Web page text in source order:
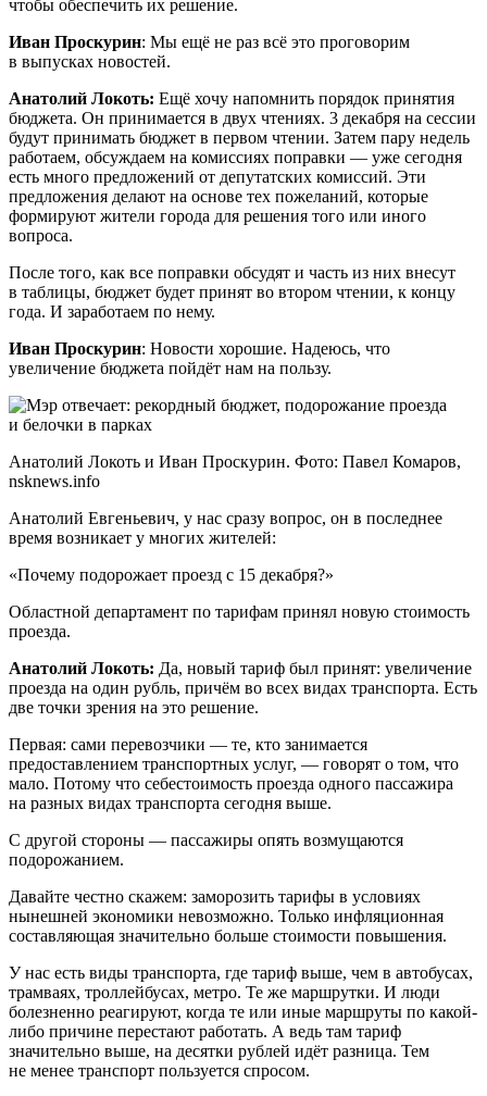
чтобы обеспечить их решение.
Иван Проскурин: Мы ещё не раз всё это проговорим
в выпусках новостей.
Анатолий Локоть: Ещё хочу напомнить порядок принятия
бюджета. Он принимается в двух чтениях. 3 декабря на сессии
будут принимать бюджет в первом чтении. Затем пару недель
работаем, обсуждаем на комиссиях поправки — уже сегодня
есть много предложений от депутатских комиссий. Эти
предложения делают на основе тех пожеланий, которые
формируют жители города для решения того или иного
вопроса.
После того, как все поправки обсудят и часть из них внесут
в таблицы, бюджет будет принят во втором чтении, к концу
года. И заработаем по нему.
Иван Проскурин: Новости хорошие. Надеюсь, что
увеличение бюджета пойдёт нам на пользу.
Анатолий Локоть и Иван Проскурин. Фото: Павел Комаров,
nsknews.info
Анатолий Евгеньевич, у нас сразу вопрос, он в последнее
время возникает у многих жителей:
«Почему подорожает проезд с 15 декабря?»
Областной департамент по тарифам принял новую стоимость
проезда.
Анатолий Локоть: Да, новый тариф был принят: увеличение
проезда на один рубль, причём во всех видах транспорта. Есть
две точки зрения на это решение.
Первая: сами перевозчики — те, кто занимается
предоставлением транспортных услуг, — говорят о том, что
мало. Потому что себестоимость проезда одного пассажира
на разных видах транспорта сегодня выше.
С другой стороны — пассажиры опять возмущаются
подорожанием.
Давайте честно скажем: заморозить тарифы в условиях
нынешней экономики невозможно. Только инфляционная
составляющая значительно больше стоимости повышения.
У нас есть виды транспорта, где тариф выше, чем в автобусах,
трамваях, троллейбусах, метро. Те же маршрутки. И люди
болезненно реагируют, когда те или иные маршруты по какой-
либо причине перестают работать. А ведь там тариф
значительно выше, на десятки рублей идёт разница. Тем
не менее транспорт пользуется спросом.